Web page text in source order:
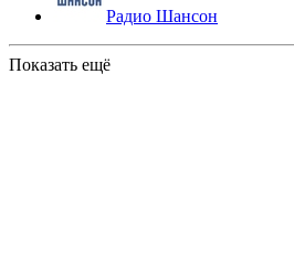
Радио Шансон
Показать ещё